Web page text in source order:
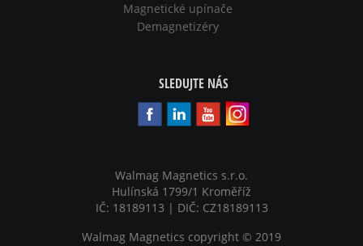
Magnetické upínače
Demagnetizéry
SLEDUJTE NÁS
Walmag Magnetics s.r.o.
Hulínská 1799/1 Kroměříž
IČ: 18189113 | DIČ: CZ18189113
Walmag Magnetics copyright © 2019